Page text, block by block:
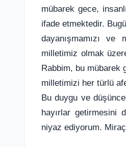
mübarek gece,
ifade etmektedir.
dayanışmamızı ve
milletimiz olmak
Rabbim, bu mübarek
milletimizi her türlü
Bu duygu ve
hayırlar getirmesini
niyaz ediyorum.